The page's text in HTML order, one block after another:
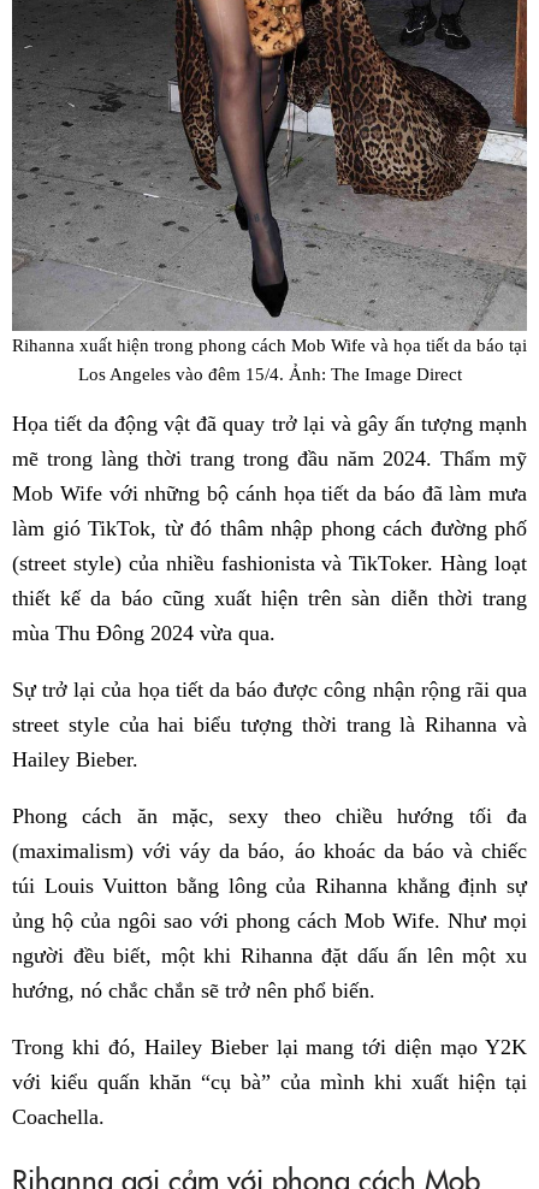
Rihanna xuất hiện trong phong cách Mob Wife và họa tiết da báo tại
Los Angeles vào đêm 15/4. Ảnh: The Image Direct
Họa tiết da động vật đã quay trở lại và gây ấn tượng mạnh
mẽ trong làng thời trang trong đầu năm 2024. Thẩm mỹ
Mob Wife với những bộ cánh họa tiết da báo đã làm mưa
làm gió TikTok, từ đó thâm nhập phong cách đường phố
(street style) của nhiều fashionista và TikToker. Hàng loạt
thiết kế da báo cũng xuất hiện trên sàn diễn thời trang
mùa Thu Đông 2024 vừa qua.
Sự trở lại của họa tiết da báo được công nhận rộng rãi qua
street style của hai biểu tượng thời trang là Rihanna và
Hailey Bieber.
Phong cách ăn mặc, sexy theo chiều hướng tối đa
(maximalism) với váy da báo, áo khoác da báo và chiếc
túi Louis Vuitton bằng lông của Rihanna khẳng định sự
ủng hộ của ngôi sao với phong cách Mob Wife. Như mọi
người đều biết, một khi Rihanna đặt dấu ấn lên một xu
hướng, nó chắc chắn sẽ trở nên phổ biến.
Trong khi đó, Hailey Bieber lại mang tới diện mạo Y2K
với kiểu quấn khăn “cụ bà” của mình khi xuất hiện tại
Coachella.
Rihanna gợi cảm với phong cách Mob